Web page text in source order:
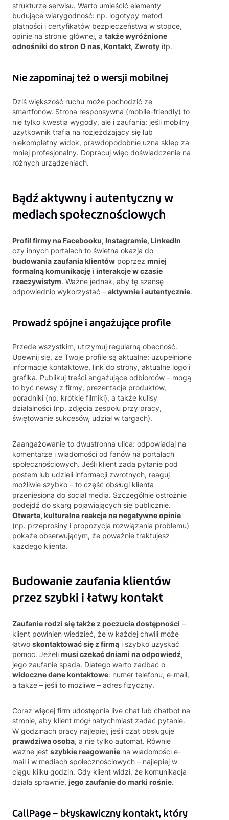
strukturze serwisu. Warto umieścić elementy
budujące wiarygodność: np. logotypy metod
płatności i certyfikatów bezpieczeństwa w stopce,
opinie na stronie głównej, a także wyróżnione
odnośniki do stron O nas, Kontakt, Zwroty itp.
Nie zapominaj też o wersji mobilnej
Dziś większość ruchu może pochodzić ze
smartfonów. Strona responsywna (mobile-friendly) to
nie tylko kwestia wygody, ale i zaufania: jeśli mobilny
użytkownik trafia na rozjeżdżający się lub
niekompletny widok, prawdopodobnie uzna sklep za
mniej profesjonalny. Dopracuj więc doświadczenie na
różnych urządzeniach.
Bądź aktywny i autentyczny w
mediach społecznościowych
Profil firmy na Facebooku, Instagramie, LinkedIn
czy innych portalach to świetna okazja do
budowania zaufania klientów poprzez mniej
formalną komunikację i interakcje w czasie
rzeczywistym. Ważne jednak, aby tę szansę
odpowiednio wykorzystać – aktywnie i autentycznie.
Prowadź spójne i angażujące profile
Przede wszystkim, utrzymuj regularną obecność.
Upewnij się, że Twoje profile są aktualne: uzupełnione
informacje kontaktowe, link do strony, aktualne logo i
grafika. Publikuj treści angażujące odbiorców – mogą
to być newsy z firmy, prezentacje produktów,
poradniki (np. krótkie filmiki), a także kulisy
działalności (np. zdjęcia zespołu przy pracy,
świętowanie sukcesów, udział w targach).
Zaangażowanie to dwustronna ulica: odpowiadaj na
komentarze i wiadomości od fanów na portalach
społecznościowych. Jeśli klient zada pytanie pod
postem lub udzieli informacji zwrotnych, reaguj
możliwie szybko – to część obsługi klienta
przeniesiona do social media. Szczególnie ostrożnie
podejdź do skarg pojawiających się publicznie.
Otwarta, kulturalna reakcja na negatywne opinie
(np. przeprosiny i propozycja rozwiązania problemu)
pokaże obserwującym, że poważnie traktujesz
każdego klienta.
Budowanie zaufania klientów
przez szybki i łatwy kontakt
Zaufanie rodzi się także z poczucia dostępności –
klient powinien wiedzieć, że w każdej chwili może
łatwo skontaktować się z firmą i szybko uzyskać
pomoc. Jeżeli musi czekać dniami na odpowiedź,
jego zaufanie spada. Dlatego warto zadbać o
widoczne dane kontaktowe: numer telefonu, e-mail,
a także – jeśli to możliwe – adres fizyczny.
Coraz więcej firm udostępnia live chat lub chatbot na
stronie, aby klient mógł natychmiast zadać pytanie.
W godzinach pracy najlepiej, jeśli czat obsługuje
prawdziwa osoba, a nie tylko automat. Równie
ważne jest szybkie reagowanie na wiadomości e-
mail i w mediach społecznościowych – najlepiej w
ciągu kilku godzin. Gdy klient widzi, że komunikacja
działa sprawnie, jego zaufanie do marki rośnie.
CallPage – błyskawiczny kontakt, który